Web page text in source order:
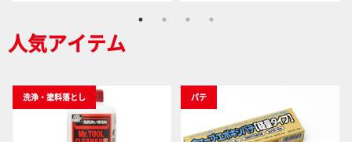
人気アイテム
洗浄・塗料落とし パテ